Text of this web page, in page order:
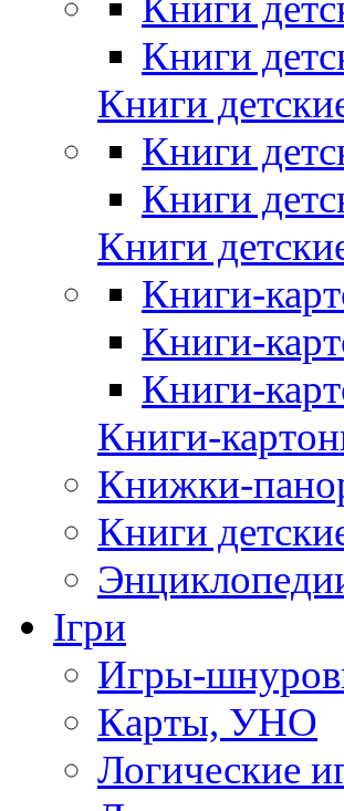
Книги
Книги
Книги
Книги
Книги
Книги-
Книги-
Книги-
Книги-
Книжки-
Книги
Ігри
Игры-
Карты, УНО
Логические